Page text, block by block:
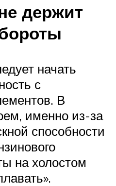
держит
начать
с
В
именно из-за
способности
на холостом